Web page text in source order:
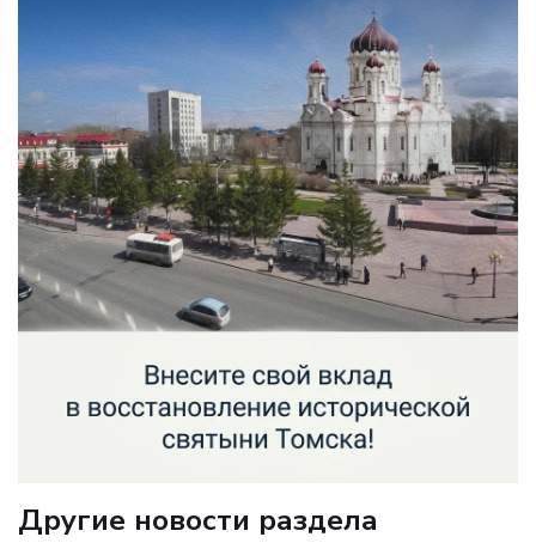
Другие новости раздела